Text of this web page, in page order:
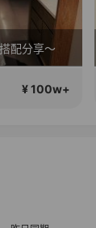
24期免息
¥ 100w+